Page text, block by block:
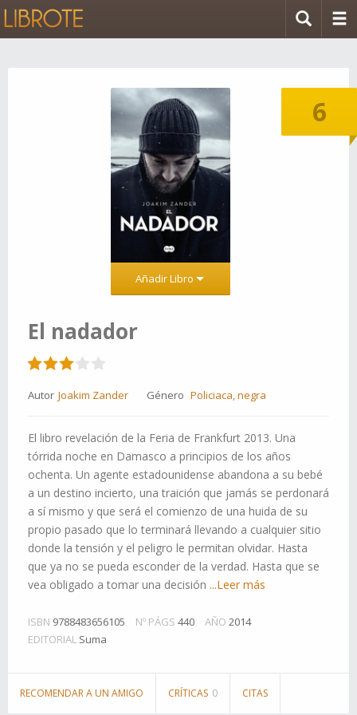
6
Añadir Libro
El nadador
Autor Joakim Zander Género Policiaca, negra
El libro revelación de la Feria de Frankfurt 2013. Una
tórrida noche en Damasco a principios de los años
ochenta. Un agente estadounidense abandona a su bebé
a un destino incierto, una traición que jamás se perdonará
a sí mismo y que será el comienzo de una huida de su
propio pasado que lo terminará llevando a cualquier sitio
donde la tensión y el peligro le permitan olvidar. Hasta
que ya no se pueda esconder de la verdad. Hasta que se
vea obligado a tomar una decisión ...Leer más
ISBN 9788483656105 Nº PÁGS 440 AÑO 2014
EDITORIAL Suma
RECOMENDAR A UN AMIGO CRÍTICAS 0 CITAS